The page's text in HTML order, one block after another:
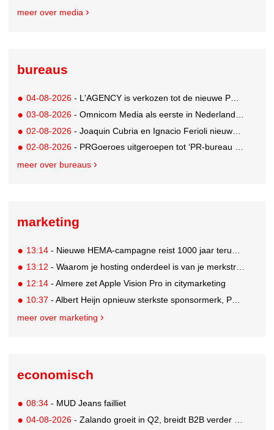
meer over media
bureaus
04-08-2026 - L'AGENCY is verkozen tot de nieuwe PR-partner van KoRo
03-08-2026 - Omnicom Media als eerste in Nederland actief met advertenties in ChatGPT
02-08-2026 - Joaquin Cubria en Ignacio Ferioli nieuwe Global CCO’s GUT, Renata Neumann Global Head of Production
02-08-2026 - PRGoeroes uitgeroepen tot ‘PR-bureau van het jaar 2026’
meer over bureaus
marketing
13:14 - Nieuwe HEMA-campagne reist 1000 jaar terug in de tijd naar 'Hemastein'
13:12 - Waarom je hosting onderdeel is van je merkstrategie
12:14 - Almere zet Apple Vision Pro in citymarketing
10:37 - Albert Heijn opnieuw sterkste sponsormerk, PostNL daalt
meer over marketing
economisch
08:34 - MUD Jeans failliet
04-08-2026 - Zalando groeit in Q2, breidt B2B verder uit en innoveert met AI